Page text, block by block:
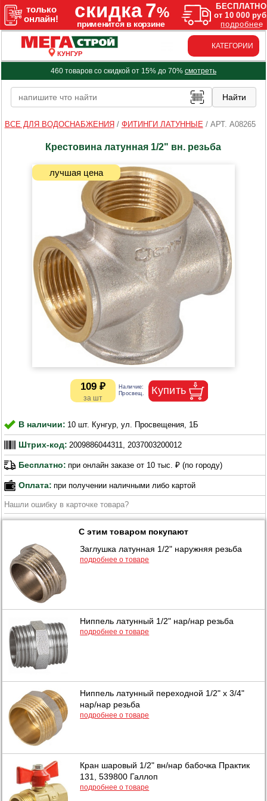
КУНГУР
КАТЕГОРИИ
460 товаров со скидкой от 15% до 70% смотреть
ВСЕ ДЛЯ ВОДОСНАБЖЕНИЯ / ФИТИНГИ ЛАТУННЫЕ / АРТ. A08265
Крестовина латунная 1/2" вн. резьба
109 ₽
В наличии: 10 шт. Кунгур, ул. Просвещения, 1Б
Штрих-код: 2009886044311, 2037003200012
Бесплатно: при онлайн заказе от 10 тыс. ₽ (по городу)
Оплата: при получении наличными либо картой
Нашли ошибку в карточке товара?
С этим товаром покупают
Заглушка латунная 1/2" наружняя резьба
подробнее о товаре
Ниппель латунный 1/2" нар/нар резьба
подробнее о товаре
Ниппель латунный переходной 1/2" х 3/4"
нар/нар резьба
подробнее о товаре
Кран шаровый 1/2" вн/нар бабочка Практик
131, 539800 Галлоп
подробнее о товаре